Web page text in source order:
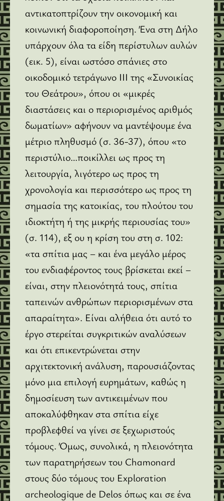
αντικατοπτρίζουν την οικονομική και
κοινωνική διαφοροποίηση. Ένα στη Δήλο
υπάρχουν όλα τα είδη περίστυλων αυλών
(εικ. 5), είναι ωστόσο σπάνιες στο
οικοδομικό τετράγωνο ΙΙΙ της «Συνοικίας
του Θεάτρου», όπου οι «μικρές
διαστάσεις και ο περιορισμένος αριθμός
δωματίων» αφήνουν να μαντέψουμε ένα
μέτριο πληθυσμό (σ. 36-37), όπου «το
περιστύλιο…ποικίλλει ως προς τη
λειτουργία, λιγότερο ως προς τη
χρονολογία και περισσότερο ως προς τη
σημασία της κατοικίας, του πλούτου του
ιδιοκτήτη ή της μικρής περιουσίας του»
(σ. 114), εξ ου η κρίση του στη σ. 102:
«τα σπίτια μας – και ένα μεγάλο μέρος
του ενδιαφέροντος τους βρίσκεται εκεί –
είναι, στην πλειονότητά τους, σπίτια
ταπεινών ανθρώπων περιορισμένων στα
απαραίτητα». Είναι αλήθεια ότι αυτό το
έργο στερείται συγκριτικών αναλύσεων
και ότι επικεντρώνεται στην
αρχιτεκτονική ανάλυση, παρουσιάζοντας
μόνο μια επιλογή ευρημάτων, καθώς η
δημοσίευση των αντικειμένων που
αποκαλύφθηκαν στα σπίτια είχε
προβλεφθεί να γίνει σε ξεχωριστούς
τόμους. Όμως, συνολικά, η πλειονότητα
των παρατηρήσεων του Chamonard
στους δύο τόμους του Exploration
archeologique de Delos όπως και σε ένα